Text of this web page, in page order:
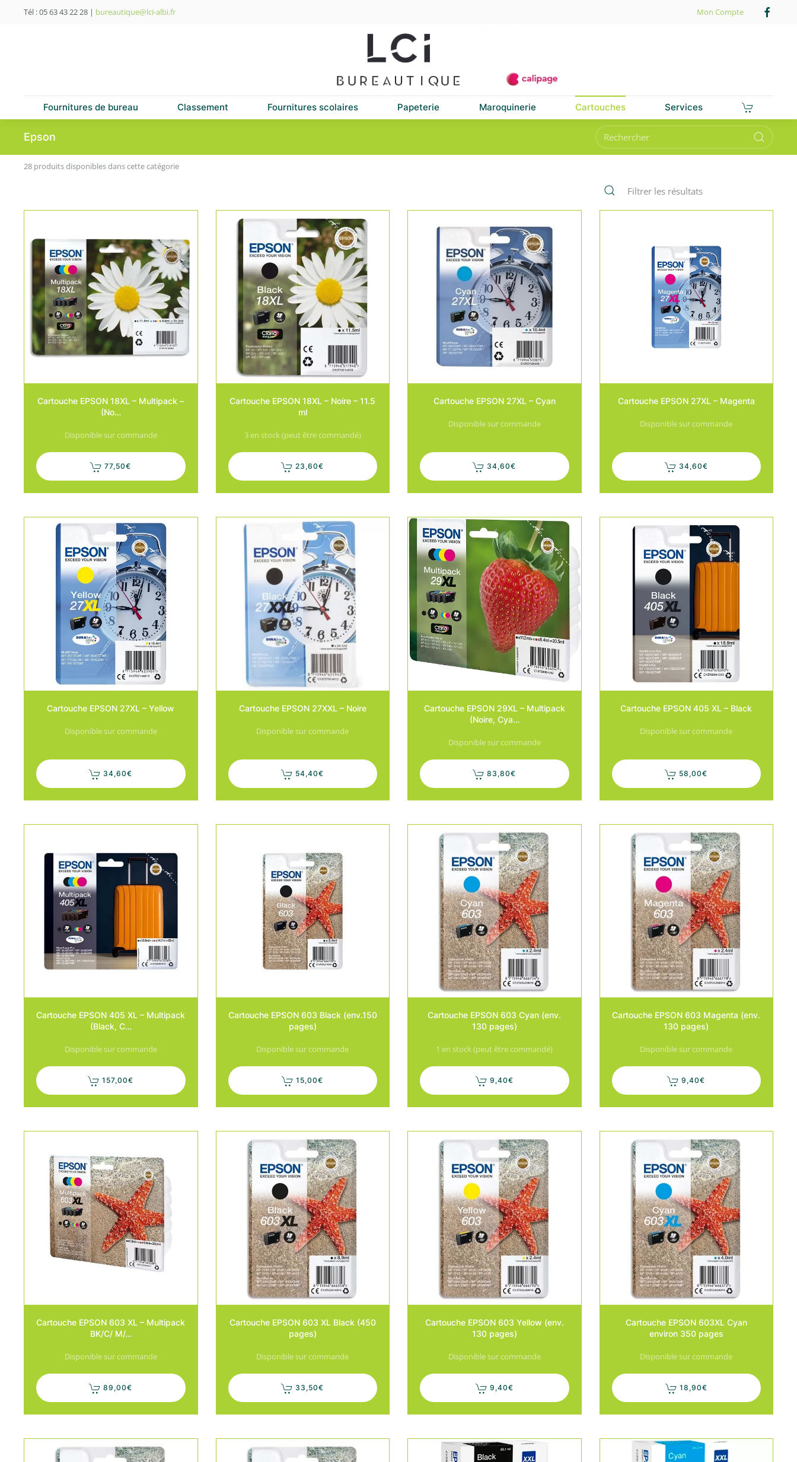
Tél : 05 63 43 22 28 | bureautique@lci-albi.fr Mon Compte
Fournitures de bureau Classement Fournitures scolaires Papeterie Maroquinerie Cartouches Services
Epson
28 produits disponibles dans cette catégorie
Cartouche EPSON 18XL – Multipack –
(No…
Disponible sur commande
77,50€
Cartouche EPSON 18XL – Noire – 11.5
ml
3 en stock (peut être commandé)
23,60€
Cartouche EPSON 27XL – Cyan
Disponible sur commande
34,60€
Cartouche EPSON 27XL – Magenta
Disponible sur commande
34,60€
Cartouche EPSON 27XL – Yellow
Disponible sur commande
34,60€
Cartouche EPSON 27XXL – Noire
Disponible sur commande
54,40€
Cartouche EPSON 29XL – Multipack
(Noire, Cya…
Disponible sur commande
83,80€
Cartouche EPSON 405 XL – Black
Disponible sur commande
58,00€
Cartouche EPSON 405 XL – Multipack
(Black, C…
Disponible sur commande
157,00€
Cartouche EPSON 603 Black (env.150
pages)
Disponible sur commande
15,00€
Cartouche EPSON 603 Cyan (env.
130 pages)
1 en stock (peut être commandé)
9,40€
Cartouche EPSON 603 Magenta (env.
130 pages)
Disponible sur commande
9,40€
Cartouche EPSON 603 XL – Multipack
BK/C/ M/…
Disponible sur commande
89,00€
Cartouche EPSON 603 XL Black (450
pages)
Disponible sur commande
33,50€
Cartouche EPSON 603 Yellow (env.
130 pages)
Disponible sur commande
9,40€
Cartouche EPSON 603XL Cyan
environ 350 pages
Disponible sur commande
18,90€